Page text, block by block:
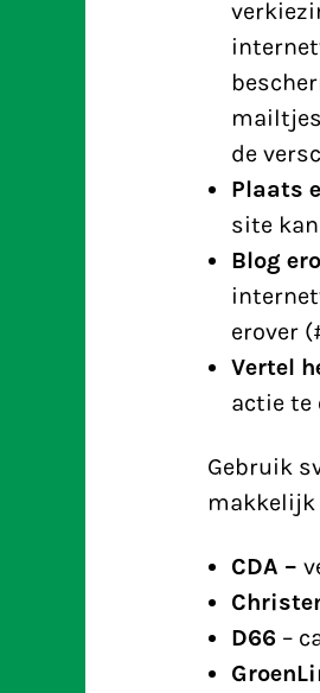
de
Plaats
site
Blog
erover
Vertel
actie te
Gebruik
makkelijk
CDA –
D66 –